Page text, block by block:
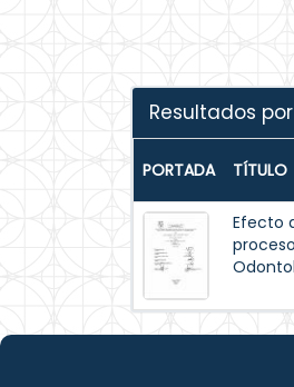
Resultados
PORTADA TÍTULO
Efecto